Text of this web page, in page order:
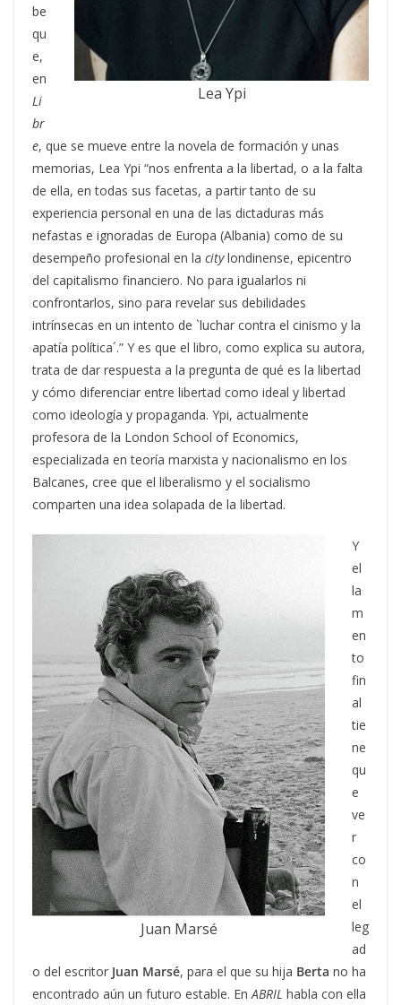
Lea Ypi
be
qu
e,
en
Li
br
e, que se mueve entre la novela de formación y unas
memorias, Lea Ypi “nos enfrenta a la libertad, o a la falta
de ella, en todas sus facetas, a partir tanto de su
experiencia personal en una de las dictaduras más
nefastas e ignoradas de Europa (Albania) como de su
desempeño profesional en la citylondinense, epicentro
del capitalismo financiero. No para igualarlos ni
confrontarlos, sino para revelar sus debilidades
intrínsecas en un intento de `luchar contra el cinismo y la
apatía política´.” Y es que el libro, como explica su autora,
trata de dar respuesta a la pregunta de qué es la libertad
y cómo diferenciar entre libertad como ideal y libertad
como ideología y propaganda. Ypi, actualmente
profesora de la London School of Economics,
especializada en teoría marxista y nacionalismo en los
Balcanes, cree que el liberalismo y el socialismo
comparten una idea solapada de la libertad.
Juan Marsé
Y
el
la
m
en
to
fin
al
tie
ne
qu
e
ve
r
co
n
el
leg
ad
o del escritor Juan Marsé, para el que su hija Berta no ha
encontrado aún un futuro estable. EnABRIL habla con ella